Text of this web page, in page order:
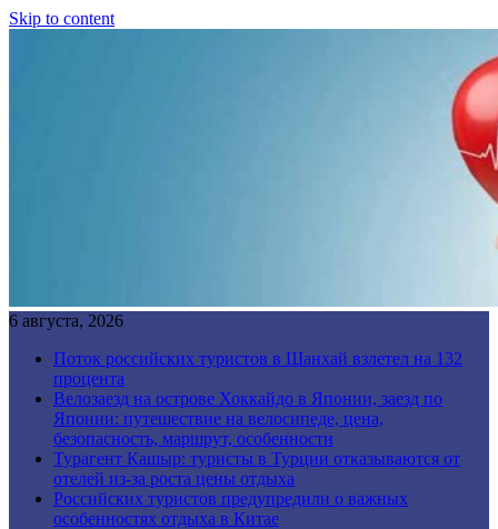
Skip to content
6 августа, 2026
Поток российских туристов в Шанхай взлетел на 132
процента
Велозаезд на острове Хоккайдо в Японии, заезд по
Японии: путешествие на велосипеде, цена,
безопасность, маршрут, особенности
Турагент Кашыр: туристы в Турции отказываются от
отелей из-за роста цены отдыха
Российских туристов предупредили о важных
особенностях отдыха в Китае